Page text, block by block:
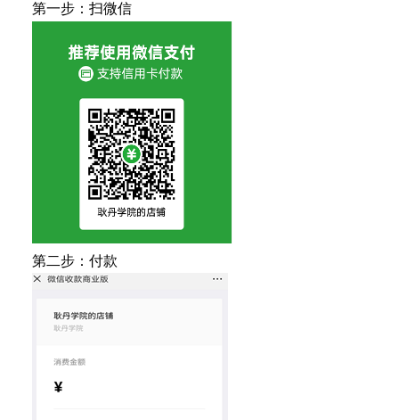
第一步：扫微信
第二步：付款